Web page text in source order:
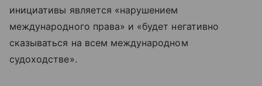
инициативы является «нарушением
международного права» и «будет негативно
сказываться на всем международном
судоходстве».